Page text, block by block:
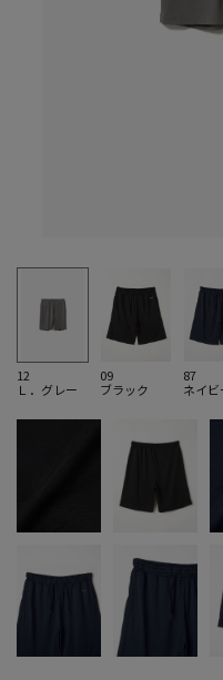
12
Ｌ．グレー
09
ブラック
87
ネイビ